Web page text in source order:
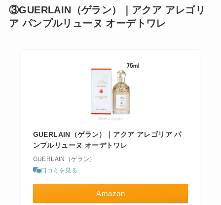
③GUERLAIN（ゲラン）｜アクア アレゴリ
ア パンプルリューヌ オーデトワレ
GUERLAIN（ゲラン）｜アクア アレゴリア パ
ンプルリューヌ オーデトワレ
GUERLAIN（ゲラン）
口コミを見る
Amazon